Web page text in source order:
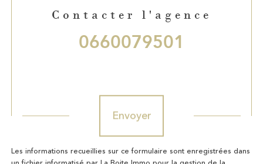
Contacter l'agence
0660079501
Envoyer
Les informations recueillies sur ce formulaire sont enregistrées dans